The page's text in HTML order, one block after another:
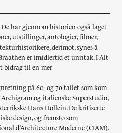
har gjennom historien også laget
utstillinger, antologier, filmer,
derimot, synes å
er imidlertid et unntak. I Alt
bidrag til en mer
på 60- og 70-tallet som kom
og italienske Superstudio,
Hans Hollein. De kritiserte
design, og fremsto som
d’Architecture Moderne (CIAM).